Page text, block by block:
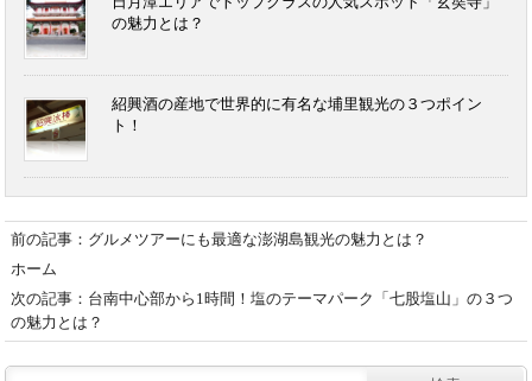
の魅力とは？
紹興酒の産地で世界的に有名な埔里観光の３つポイン
ト！
前の記事：グルメツアーにも最適な澎湖島観光の魅力とは？
ホーム
次の記事：台南中心部から1時間！塩のテーマパーク「七股塩山」の３つ
の魅力とは？